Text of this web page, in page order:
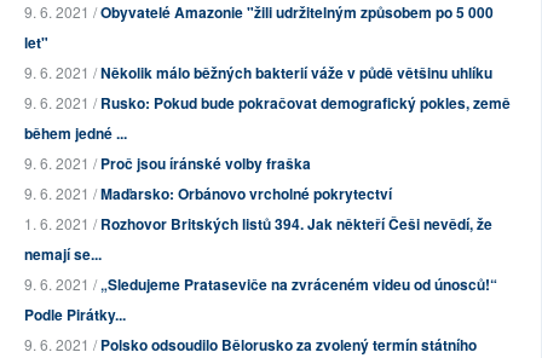
9. 6. 2021 /Obyvatelé Amazonie "žili udržitelným způsobem po 5 000
let"
9. 6. 2021 /Několik málo běžných bakterií váže v půdě většinu uhlíku
9. 6. 2021 /Rusko: Pokud bude pokračovat demografický pokles, země
během jedné ...
9. 6. 2021 /Proč jsou íránské volby fraška
9. 6. 2021 /Maďarsko: Orbánovo vrcholné pokrytectví
1. 6. 2021 /Rozhovor Britských listů 394. Jak někteří Češi nevědí, že
nemají se...
9. 6. 2021 /„Sledujeme Prataseviče na zvráceném videu od únosců!“
Podle Pirátky...
9. 6. 2021 /Polsko odsoudilo Bělorusko za zvolený termín státního